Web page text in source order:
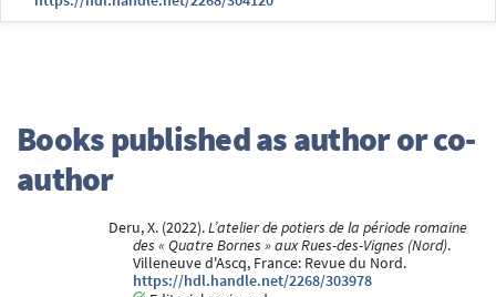
Books published as author or co-
author
Deru, X. (2022).L’atelier de potiers de la période romaine
des « Quatre Bornes » aux Rues-des-Vignes (Nord).
Villeneuve d'Ascq, France: Revue du Nord.
https://hdl.handle.net/2268/303978